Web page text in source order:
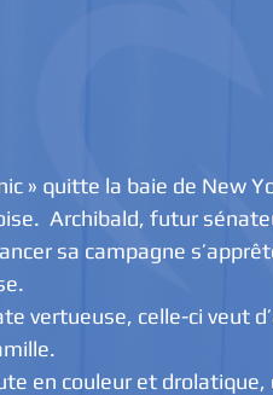
» quitte la baie de New
Archibald, futur
sa campagne
vertueuse, celle-ci veut
en couleur et